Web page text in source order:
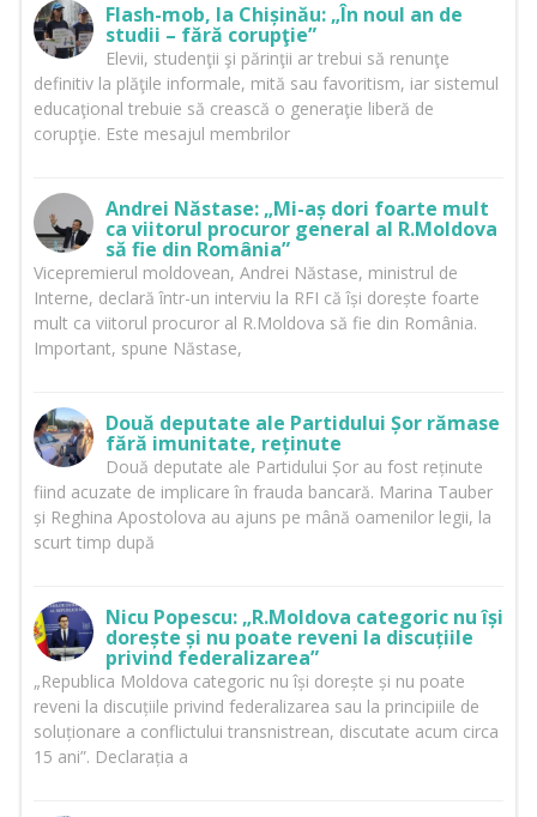
Flash-mob, la Chișinău: „În noul an de
studii – fără corupţie”
Elevii, studenţii şi părinţii ar trebui să renunţe
definitiv la plăţile informale, mită sau favoritism, iar sistemul
educaţional trebuie să crească o generaţie liberă de
corupţie. Este mesajul membrilor
Andrei Năstase: „Mi-aș dori foarte mult
ca viitorul procuror general al R.Moldova
să fie din România”
Vicepremierul moldovean, Andrei Năstase, ministrul de
Interne, declară într-un interviu la RFI că își dorește foarte
mult ca viitorul procuror al R.Moldova să fie din România.
Important, spune Năstase,
Două deputate ale Partidului Șor rămase
fără imunitate, reținute
Două deputate ale Partidului Șor au fost reținute
fiind acuzate de implicare în frauda bancară. Marina Tauber
și Reghina Apostolova au ajuns pe mână oamenilor legii, la
scurt timp după
Nicu Popescu: „R.Moldova categoric nu își
dorește și nu poate reveni la discuțiile
privind federalizarea”
„Republica Moldova categoric nu își dorește și nu poate
reveni la discuțiile privind federalizarea sau la principiile de
soluționare a conflictului transnistrean, discutate acum circa
15 ani”. Declarația a